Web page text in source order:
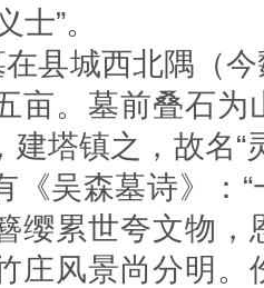
”。
县城西北隅（今
亩。墓前叠石为
建塔镇之，故名“
《吴森墓诗》：
缨累世夸文物，
庄风景尚分明。